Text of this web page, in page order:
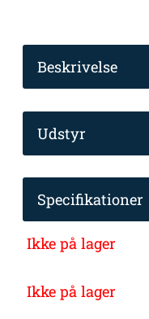
Beskrivelse
Udstyr
Specifikationer
Ikke på lager
Ikke på lager